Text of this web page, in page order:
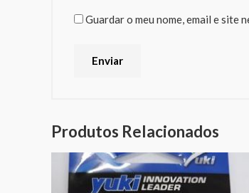
Guardar o meu nome, email e site
Produtos Relacionados